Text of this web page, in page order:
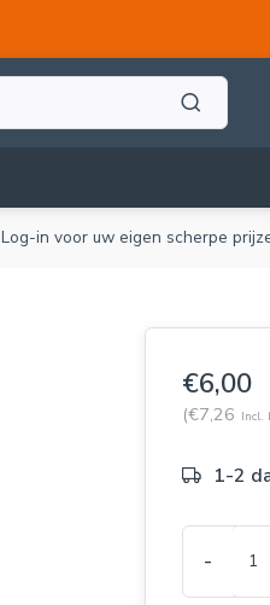
Log-in voor uw eigen scherpe
€6,00
(€7,26 Incl.
1-2
-